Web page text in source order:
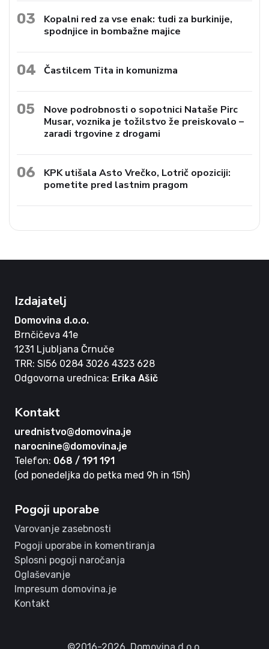
03
Kopalni red za vse enak: tudi za burkinije,
spodnjice in bombažne majice
04 Častilcem Tita in komunizma
05
Nove podrobnosti o sopotnici Nataše Pirc
Musar, voznika je tožilstvo že preiskovalo –
zaradi trgovine z drogami
06
KPK utišala Asto Vrečko, Lotrič opoziciji:
pometite pred lastnim pragom
Izdajatelj
Domovina d.o.o.
Brnčičeva 41e
1231 Ljubljana Črnuče
TRR: SI56 0284 3026 4323 628
Odgovorna urednica: Erika Ašič
Kontakt
urednistvo@domovina.je
narocnine@domovina.je
Telefon: 068 / 191 191
(od ponedeljka do petka med 9h in 15h)
Pogoji uporabe
Varovanje zasebnosti
Pogoji uporabe in komentiranja
Splosni pogoji naročanja
Oglaševanje
Impresum domovina.je
Kontakt